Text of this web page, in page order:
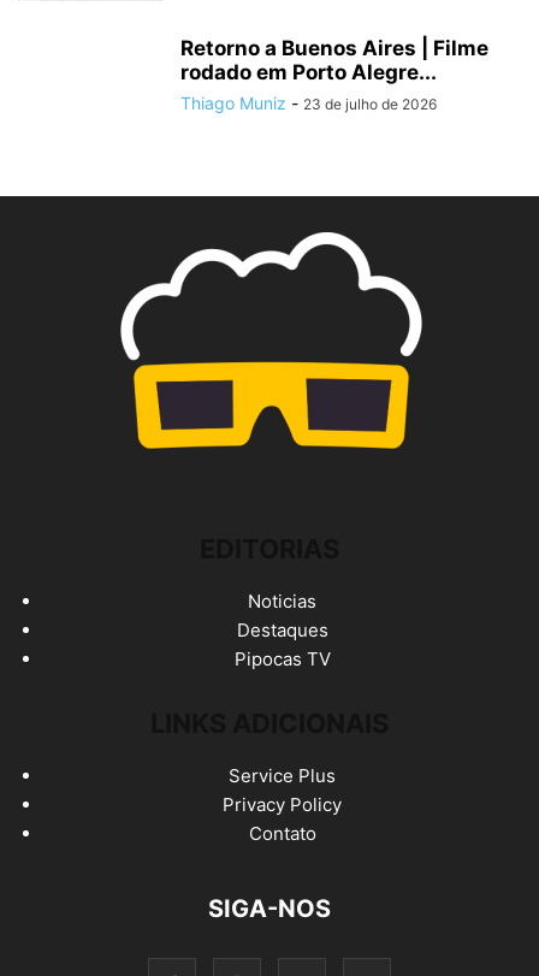
Retorno a Buenos Aires | Filme
rodado em Porto Alegre...
Thiago Muniz - 23 de julho de 2026
Noticias
Destaques
Pipocas TV
Service Plus
Privacy Policy
Contato
SIGA-NOS